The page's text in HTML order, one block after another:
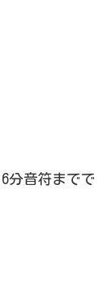
分音符までで